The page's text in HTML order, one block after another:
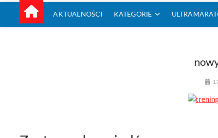
AKTUALNOŚCI KATEGORIE